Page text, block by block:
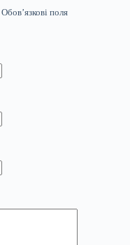
Обов’язкові поля